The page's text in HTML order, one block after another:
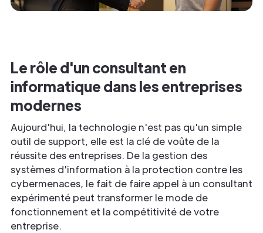
Le rôle d'un consultant en
informatique dans les entreprises
modernes
Aujourd'hui, la technologie n'est pas qu'un simple
outil de support, elle est la clé de voûte de la
réussite des entreprises. De la gestion des
systèmes d'information à la protection contre les
cybermenaces, le fait de faire appel à un consultant
expérimenté peut transformer le mode de
fonctionnement et la compétitivité de votre
entreprise.